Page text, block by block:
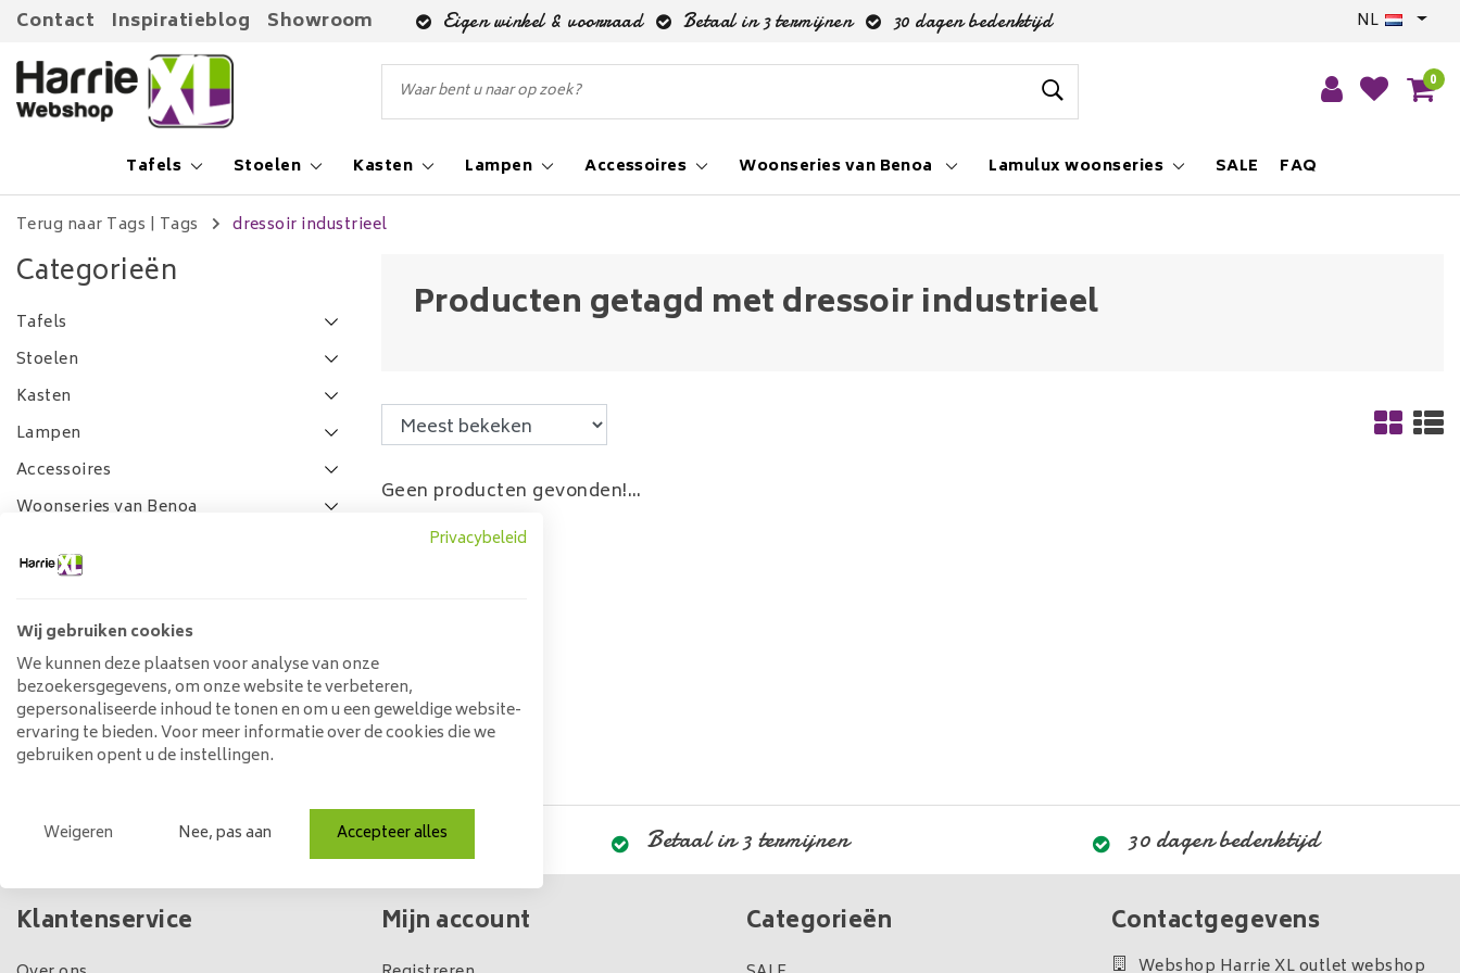
Contact Inspiratieblog Showroom Eigen winkel & voorraad Betaal in 3 termijnen 30 dagen bedenktijd NL
0
Tafels Stoelen Kasten Lampen Accessoires Woonseries van Benoa Lamulux woonseries SALE FAQ
Terug naar Tags | Tags dressoir industrieel
Categorieën
Tafels
Stoelen
Kasten
Lampen
Accessoires
Woonseries van Benoa
FAQ
Prijs
Min: €0 Max: €5
Producten getagd met dressoir industrieel
Geen producten gevonden!...
Eigen winkel & voorraad Betaal in 3 termijnen 30 dagen bedenktijd
Klantenservice Mijn account Categorieën Contactgegevens
Webshop Harrie XL outlet webshop
Privacybeleid
Wij gebruiken cookies
We kunnen deze plaatsen voor analyse van onze
bezoekersgegevens, om onze website te verbeteren,
gepersonaliseerde inhoud te tonen en om u een geweldige website-
ervaring te bieden. Voor meer informatie over de cookies die we
gebruiken opent u de instellingen.
Weigeren Nee, pas aan Accepteer alles